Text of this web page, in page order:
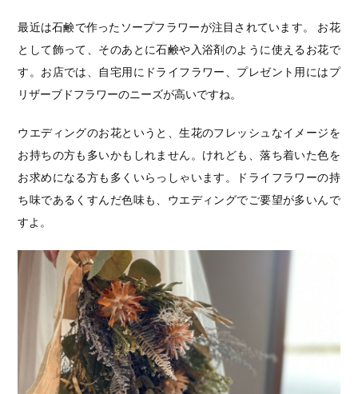
最近は石鹸で作ったソープフラワーが注目されています。 お花
として飾って、そのあとに石鹸や入浴剤のように使えるお花で
す。お店では、自宅用にドライフラワー、プレゼント用にはプ
リザーブドフラワーのニーズが高いですね。
ウエディングのお花というと、生花のフレッシュなイメージを
お持ちの方も多いかもしれません。けれども、落ち着いた色を
お求めになる方も多くいらっしゃいます。ドライフラワーの持
ち味であるくすんだ色味も、ウエディングでご要望が多いんで
すよ。